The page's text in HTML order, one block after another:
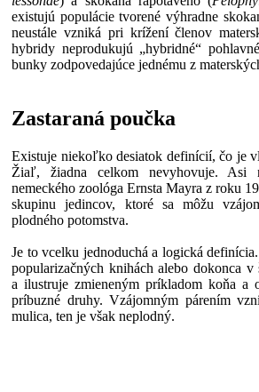
existujú populácie tvorené výhradne
neustále vzniká pri krížení členov
hybridy neprodukujú „hybridné“
bunky zodpovedajúce jednému z
Zastaraná poučka
Existuje niekoľko desiatok definícií, čo je
Žiaľ, žiadna celkom nevyhovuje. Asi
nemeckého zoológa Ernsta Mayra z roku
skupinu jedincov, ktoré sa môžu
plodného potomstva.
Je to vcelku jednoduchá a logická
popularizačných knihách alebo dokonca v
a ilustruje zmieneným príkladom koňa a
príbuzné druhy. Vzájomným párením
mulica, ten je však neplodný.